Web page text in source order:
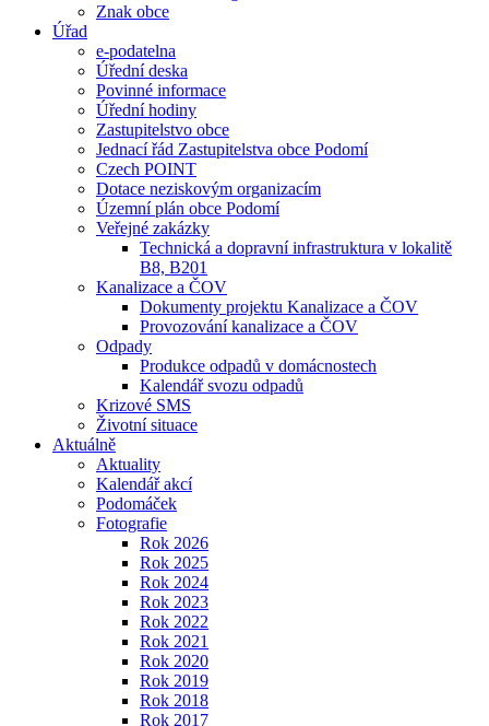
Znak obce
Úřad
e-podatelna
Úřední deska
Povinné informace
Úřední hodiny
Zastupitelstvo obce
Jednací řád Zastupitelstva obce Podomí
Czech POINT
Dotace neziskovým organizacím
Územní plán obce Podomí
Veřejné zakázky
Technická a dopravní infrastruktura v lokalitě
B8, B201
Kanalizace a ČOV
Dokumenty projektu Kanalizace a ČOV
Provozování kanalizace a ČOV
Odpady
Produkce odpadů v domácnostech
Kalendář svozu odpadů
Krizové SMS
Životní situace
Aktuálně
Aktuality
Kalendář akcí
Podomáček
Fotografie
Rok 2026
Rok 2025
Rok 2024
Rok 2023
Rok 2022
Rok 2021
Rok 2020
Rok 2019
Rok 2018
Rok 2017